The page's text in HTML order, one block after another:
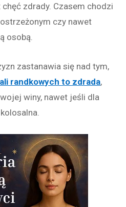
zdrady. Czasem chodzi
czy nawet
osobą.
zastanawia się nad tym,
randkowych to zdrada,
winy, nawet jeśli dla